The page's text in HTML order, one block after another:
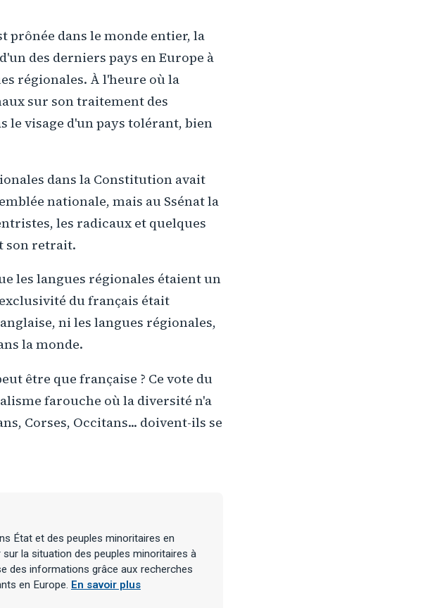
dans le monde entier, la
des derniers pays en Europe à
régionales. À l'heure où la
sur son traitement des
visage d'un pays tolérant, bien
dans la Constitution avait
nationale, mais au Ssénat la
les radicaux et quelques
son retrait.
les langues régionales étaient un
du français était
ni les langues régionales,
la monde.
être que française ? Ce vote du
farouche où la diversité n'a
Corses, Occitans... doivent-ils se
État et des peuples minoritaires en
la situation des peuples minoritaires à
des informations grâce aux recherches
en Europe. En savoir plus